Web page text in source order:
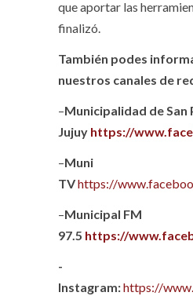
que aportar las
finalizó.
También podes
nuestros canales de
–Municipalidad de San
Jujuy https://
–Muni
TVhttps://
–Municipal FM
97.5 https://
-
Instagram:https://